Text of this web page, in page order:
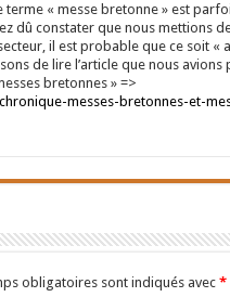
terme « messe bretonne » est
dû constater que nous mettions
il est probable que ce soit «
de lire l’article que nous avions
bretonnes » =>
messes-bretonnes-et-
obligatoires sont indiqués avec*